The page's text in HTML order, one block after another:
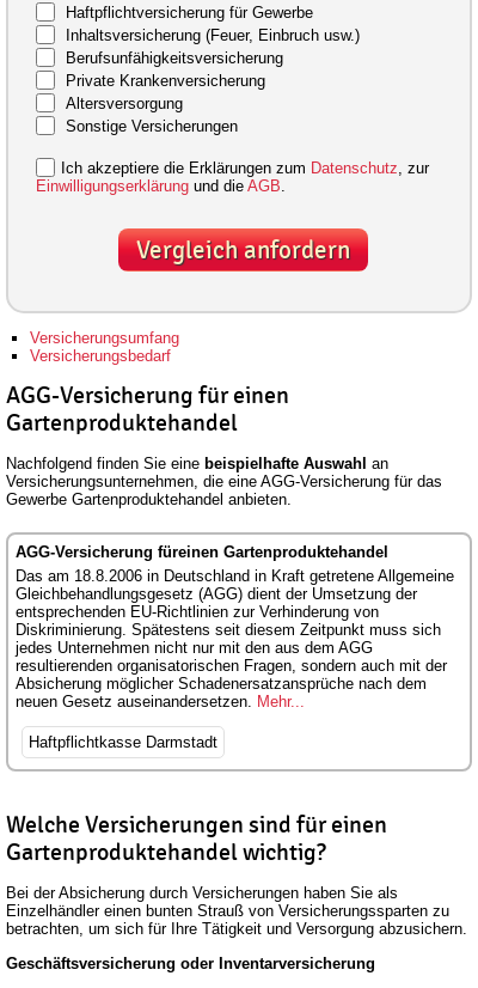
Haftpflichtversicherung für Gewerbe
Inhaltsversicherung (Feuer, Einbruch usw.)
Berufsunfähigkeitsversicherung
Private Krankenversicherung
Altersversorgung
Sonstige Versicherungen
Ich akzeptiere die Erklärungen zum Datenschutz , zur
Einwilligungserklärung und die AGB.
Vergleich anfordern
Versicherungsumfang
Versicherungsbedarf
AGG-Versicherung für einen
Gartenproduktehandel
Nachfolgend finden Sie eine beispielhafte Auswahl an
Versicherungsunternehmen, die eine AGG-Versicherung für das
Gewerbe Gartenproduktehandel anbieten.
AGG-Versicherung füreinen Gartenproduktehandel
Das am 18.8.2006 in Deutschland in Kraft getretene Allgemeine
Gleichbehandlungsgesetz (AGG) dient der Umsetzung der
entsprechenden EU-Richtlinien zur Verhinderung von
Diskriminierung. Spätestens seit diesem Zeitpunkt muss sich
jedes Unternehmen nicht nur mit den aus dem AGG
resultierenden organisatorischen Fragen, sondern auch mit der
Absicherung möglicher Schadenersatzansprüche nach dem
neuen Gesetz auseinandersetzen. Mehr...
Haftpflichtkasse Darmstadt
Welche Versicherungen sind für einen
Gartenproduktehandel wichtig?
Bei der Absicherung durch Versicherungen haben Sie als
Einzelhändler einen bunten Strauß von Versicherungssparten zu
betrachten, um sich für Ihre Tätigkeit und Versorgung abzusichern.
Geschäftsversicherung oder Inventarversicherung